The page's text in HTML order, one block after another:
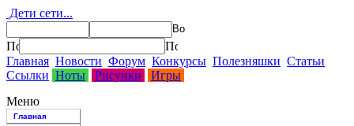
Дети сети...
Главная Новости Форум Конкурсы Полезняшки Статьи
Ссылки Ноты Рисунки
Игры
Меню
Главная